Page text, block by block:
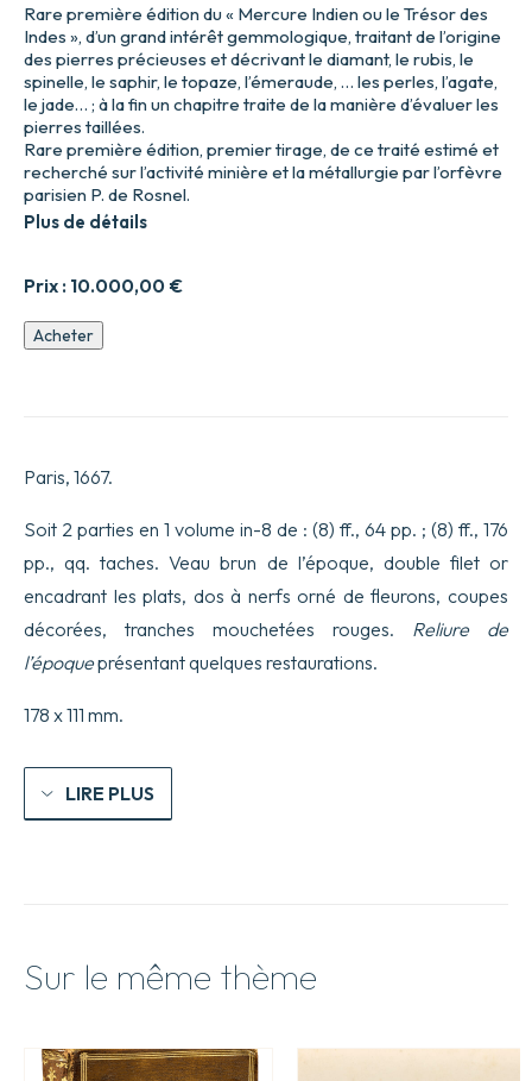
Prix : 10.000,00 €
Rare première édition du « Mercure Indien ou le Trésor des
Indes », d’un grand intérêt gemmologique, traitant de l’origine
des pierres précieuses et décrivant le diamant, le rubis, le
spinelle, le saphir, le topaze, l’émeraude, … les perles, l’agate,
le jade… ; à la fin un chapitre traite de la manière d’évaluer les
pierres taillées.
Rare première édition, premier tirage, de ce traité estimé et
recherché sur l’activité minière et la métallurgie par l’orfèvre
parisien P. de Rosnel.
Plus de détails
quantité
de
Trésor
Indes.
Première
partie
laquelle
est
traitté
de
de
Vif-
argent,
de
leur
Acheter
Paris, 1667.
Soit 2 parties en 1 volume in-8 de : (8) ff., 64 pp. ; (8) ff., 176
pp., qq. taches. Veau brun de l’époque, double filet or
encadrant les plats, dos à nerfs orné de fleurons, coupes
décorées, tranches mouchetées rouges. Reliure de
l’époqueprésentant quelques restaurations.
178 x 111 mm.
LIRE PLUS
Sur le même thème